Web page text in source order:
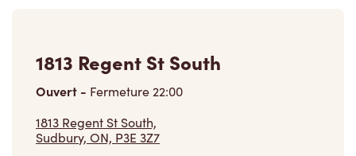
1813 Regent St South
Ouvert - Fermeture22:00
1813 Regent St South,
Sudbury, ON, P3E 3Z7